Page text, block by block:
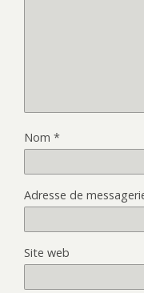
Nom *
Adresse de
Site web